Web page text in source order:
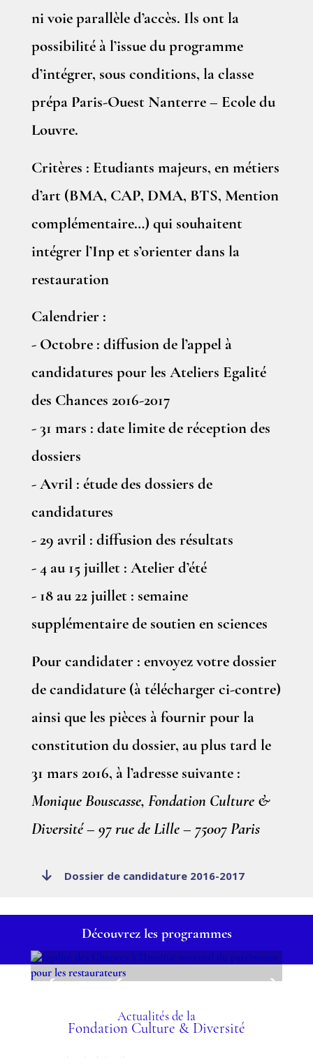
ni voie parallèle d’accès. Ils ont la
possibilité à l’issue du programme
d’intégrer, sous conditions, la classe
prépa Paris-Ouest Nanterre – Ecole du
Louvre.
Critères : Etudiants majeurs, en métiers
d’art (BMA, CAP, DMA, BTS, Mention
complémentaire…) qui souhaitent
intégrer l’Inp et s’orienter dans la
restauration
Calendrier :
- Octobre : diffusion de l’appel à
candidatures pour les Ateliers Egalité
des Chances 2016-2017
- 31 mars : date limite de réception des
dossiers
- Avril : étude des dossiers de
candidatures
- 29 avril : diffusion des résultats
- 4 au 15 juillet : Atelier d’été
- 18 au 22 juillet : semaine
supplémentaire de soutien en sciences
Pour candidater : envoyez votre dossier
de candidature (à télécharger ci-contre)
ainsi que les pièces à fournir pour la
constitution du dossier, au plus tard le
31 mars 2016, à l’adresse suivante :
Monique Bouscasse, Fondation Culture &
Diversité – 97 rue de Lille – 75007 Paris
Dossier de candidature 2016-2017
Découvrez les programmes
ÉGALITÉ DES CHANCES À
L'INSTITUT NATIONAL DU
PATRIMOINE POUR LES
RESTAURATEURS
Actualités de la
Fondation Culture & Diversité